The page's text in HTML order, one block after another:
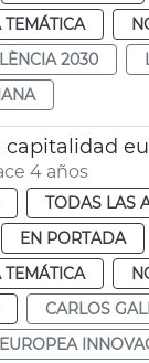
2030
4 años
TODAS LAS
EN PORTADA
CARLOS